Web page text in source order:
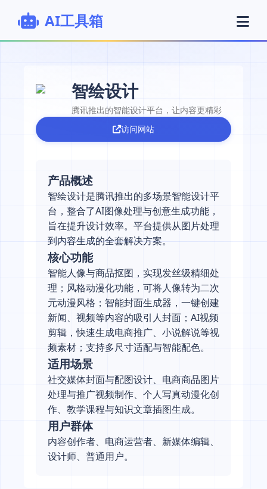
AI工具箱
智绘设计
腾讯推出的智能设计平台，让内容更精彩
访问网站
产品概述
智绘设计是腾讯推出的多场景智能设计平
台，整合了AI图像处理与创意生成功能，
旨在提升设计效率。平台提供从图片处理
到内容生成的全套解决方案。
核心功能
智能人像与商品抠图，实现发丝级精细处
理；风格动漫化功能，可将人像转为二次
元动漫风格；智能封面生成器，一键创建
新闻、视频等内容的吸引人封面；AI视频
剪辑，快速生成电商推广、小说解说等视
频素材；支持多尺寸适配与智能配色。
适用场景
社交媒体封面与配图设计、电商商品图片
处理与推广视频制作、个人写真动漫化创
作、教学课程与知识文章插图生成。
用户群体
内容创作者、电商运营者、新媒体编辑、
设计师、普通用户。